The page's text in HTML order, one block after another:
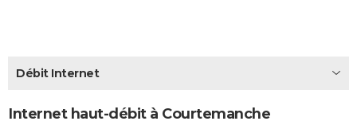
CARTE DE VOEUX
Débit Internet
Internet haut-débit à Courtemanche